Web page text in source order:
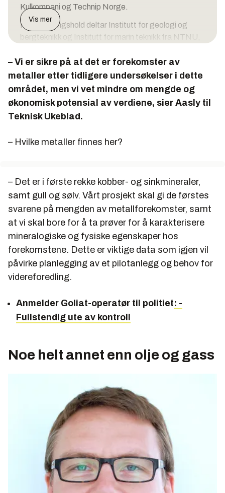
Kulkompani og Technip Norge.
Fra forskningshold deltar Institutt for geologi og
bergteknikk og Institutt for marin teknikk fra NTNU,
Vis mer
– Vi er sikre på at det er forekomster av
metaller etter tidligere undersøkelser i dette
området, men vi vet mindre om mengde og
økonomisk potensial av verdiene, sier Aasly til
Teknisk Ukeblad.
– Hvilke metaller finnes her?
– Det er i første rekke kobber- og sinkmineraler,
samt gull og sølv. Vårt prosjekt skal gi de førstes
svarene på mengden av metallforekomster, samt
at vi skal bore for å ta prøver for å karakterisere
mineralogiske og fysiske egenskaper hos
forekomstene. Dette er viktige data som igjen vil
påvirke planlegging av et pilotanlegg og behov for
videreforedling.
Anmelder Goliat-operatør til politiet: -
Fullstendig ute av kontroll
Noe helt annet enn olje og gass